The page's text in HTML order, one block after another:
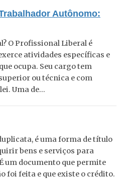
Autônomo:
O Profissional Liberal é
atividades específicas e
ocupa. Seu cargo tem
ou técnica e com
Uma de...
é uma forma de título
bens e serviços para
um documento que permite
foi feita e que existe o crédito.